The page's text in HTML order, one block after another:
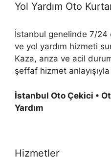
Yol Yardım Oto
İstanbul genelinde 7/
ve yol yardım hizmeti
Kaza, arıza ve acil
şeffaf hizmet anlayışıyla
İstanbul Oto Çekici •
Yardım
Hizmetler